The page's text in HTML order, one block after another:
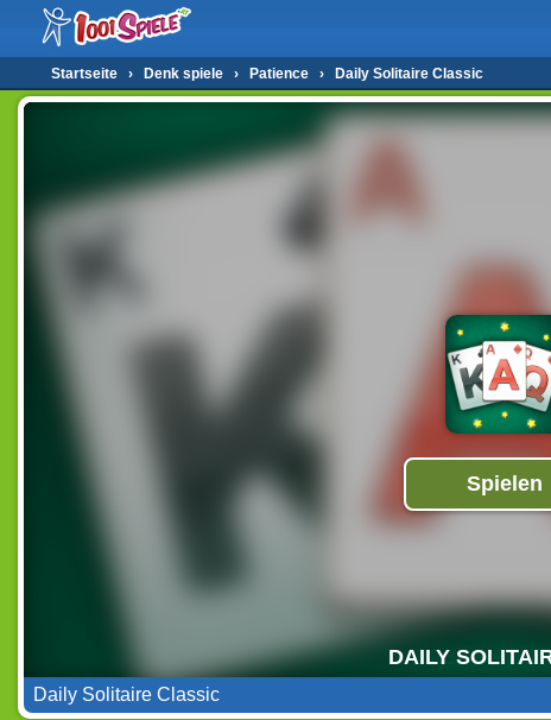
Startseite › Denk spiele › Patience › Daily Solitaire Classic
Daily Solitaire Classic